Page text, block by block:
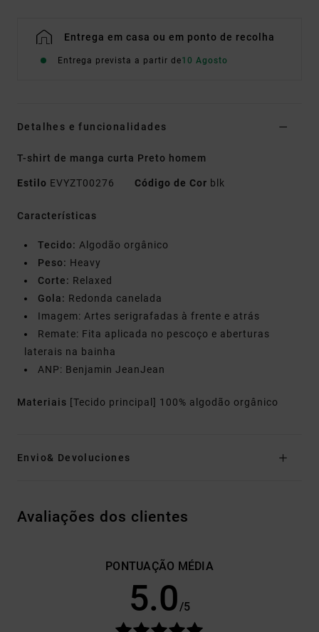
Entrega em casa ou em ponto de recolha
Entrega prevista a partir de10 Agosto
Detalhes e funcionalidades
T-shirt de manga curta Preto homem
Estilo EVYZT00276 Código de Cor blk
Características
Tecido: Algodão orgânico
Peso: Heavy
Corte: Relaxed
Gola: Redonda canelada
Imagem: Artes serigrafadas à frente e atrás
Remate: Fita aplicada no pescoço e aberturas
laterais na bainha
ANP: Benjamin JeanJean
Materiais [Tecido principal] 100% algodão orgânico
Envio& Devoluciones
Avaliações dos clientes
PONTUAÇÃO MÉDIA
5.0/5